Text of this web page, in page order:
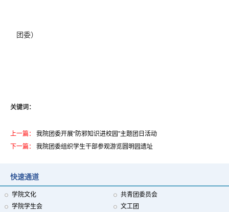
快速通道
学院文化
共青团委员会
学院学生会
文工团
团委）
关键词：
上一篇：
我院团委开展“防邪知识进校园”主题团日活动
下一篇：
我院团委组织学生干部参观游览圆明园遗址